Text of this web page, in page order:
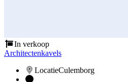
In verkoop
Architectenkavels
LocatieCulemborg